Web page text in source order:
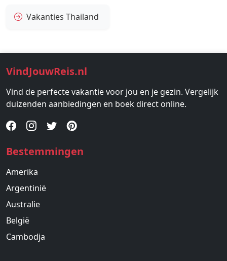
Vakanties Thailand
VindJouwReis.nl
Vind de perfecte vakantie voor jou en je gezin. Vergelijk
duizenden aanbiedingen en boek direct online.
Bestemmingen
Amerika
Argentinië
Australie
België
Cambodja